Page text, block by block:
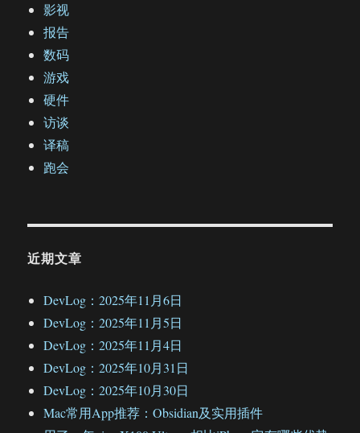
影视
报告
数码
游戏
硬件
访谈
译稿
跑会
近期文章
DevLog：2025年11月6日
DevLog：2025年11月5日
DevLog：2025年11月4日
DevLog：2025年10月31日
DevLog：2025年10月30日
Mac常用App推荐：Obsidian及实用插件